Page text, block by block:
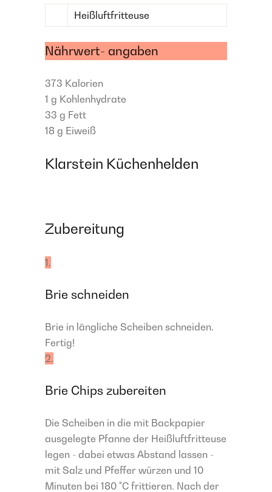
Heißluftfritteuse
Nährwert- angaben
373 Kalorien
1 g Kohlenhydrate
33 g Fett
18 g Eiweiß
Klarstein Küchenhelden
Zubereitung
1.
Brie schneiden
Brie in längliche Scheiben schneiden.
Fertig!
2.
Brie Chips zubereiten
Die Scheiben in die mit Backpapier
ausgelegte Pfanne der Heißluftfritteuse
legen - dabei etwas Abstand lassen -
mit Salz und Pfeffer würzen und 10
Minuten bei 180 °C frittieren. Nach der